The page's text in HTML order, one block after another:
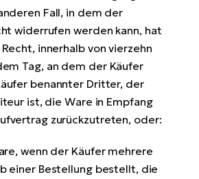
Fall, in dem der
widerrufen werden kann, hat
innerhalb von vierzehn
Tag, an dem der Käufer
benannter Dritter, der
ist, die Ware in Empfang
zurückzutreten, oder:
wenn der Käufer mehrere
einer Bestellung bestellt, die